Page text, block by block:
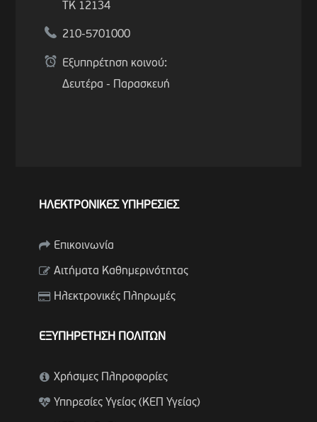
ΤΚ 12134
210-5701000
Εξυπηρέτηση κοινού:
Δευτέρα - Παρασκευή
ΗΛΕΚΤΡΟΝΙΚΕΣ ΥΠΗΡΕΣΙΕΣ
Επικοινωνία
Αιτήματα Καθημερινότητας
Ηλεκτρονικές Πληρωμές
ΕΞΥΠΗΡΕΤΗΣΗ ΠΟΛΙΤΩΝ
Χρήσιμες Πληροφορίες
Υπηρεσίες Υγείας (ΚΕΠ Υγείας)